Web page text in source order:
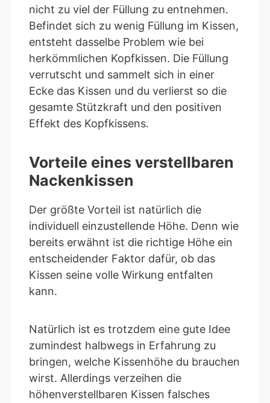
nicht zu viel der Füllung zu entnehmen.
Befindet sich zu wenig Füllung im Kissen,
entsteht dasselbe Problem wie bei
herkömmlichen Kopfkissen. Die Füllung
verrutscht und sammelt sich in einer
Ecke das Kissen und du verlierst so die
gesamte Stützkraft und den positiven
Effekt des Kopfkissens.
Vorteile eines verstellbaren
Nackenkissen
Der größte Vorteil ist natürlich die
individuell einzustellende Höhe. Denn wie
bereits erwähnt ist die richtige Höhe ein
entscheidender Faktor dafür, ob das
Kissen seine volle Wirkung entfalten
kann.
Natürlich ist es trotzdem eine gute Idee
zumindest halbwegs in Erfahrung zu
bringen, welche Kissenhöhe du brauchen
wirst. Allerdings verzeihen die
höhenverstellbaren Kissen falsches